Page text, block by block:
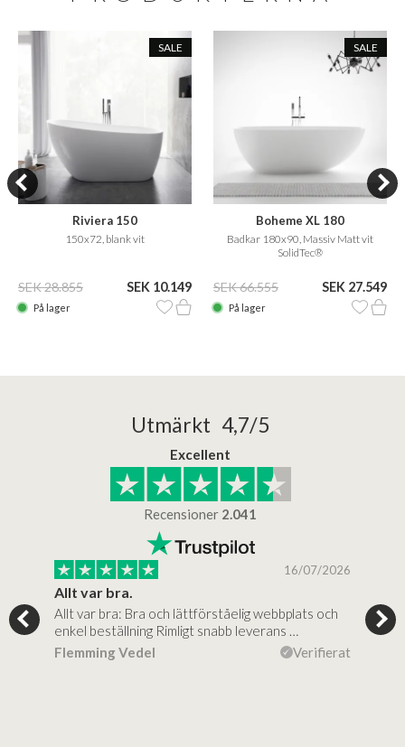
SALE
Riviera 150
150x72, blank vit
SEK 28.855 SEK 10.149
På lager
SALE
Boheme XL 180
Badkar 180x90, Massiv Matt vit
SolidTec®
SEK 66.555 SEK 27.549
På lager
Utmärkt 4,7/5
Excellent
Recensioner 2.041
16/07/2026
Allt var bra.
Allt var bra: Bra och lättförståelig webbplats och
enkel beställning Rimligt snabb leverans …
Flemming Vedel
Verifierat
Jag